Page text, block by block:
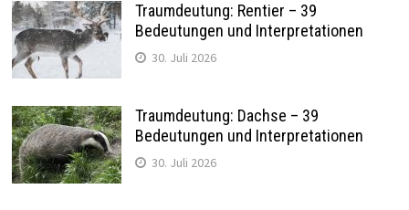
Traumdeutung: Rentier – 39
Bedeutungen und Interpretationen
30. Juli 2026
Traumdeutung: Dachse – 39
Bedeutungen und Interpretationen
30. Juli 2026